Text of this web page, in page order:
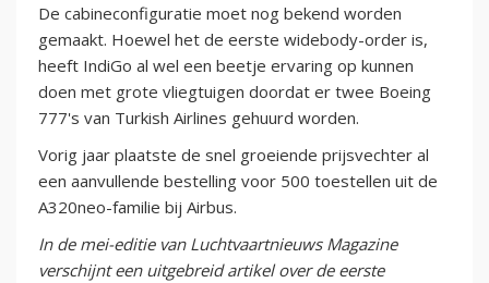
De cabineconfiguratie moet nog bekend worden
gemaakt. Hoewel het de eerste widebody-order is,
heeft IndiGo al wel een beetje ervaring op kunnen
doen met grote vliegtuigen doordat er twee Boeing
777's van Turkish Airlines gehuurd worden.
Vorig jaar plaatste de snel groeiende prijsvechter al
een aanvullende bestelling voor 500 toestellen uit de
A320neo-familie bij Airbus.
In de mei-editie van Luchtvaartnieuws Magazine
verschijnt een uitgebreid artikel over de eerste